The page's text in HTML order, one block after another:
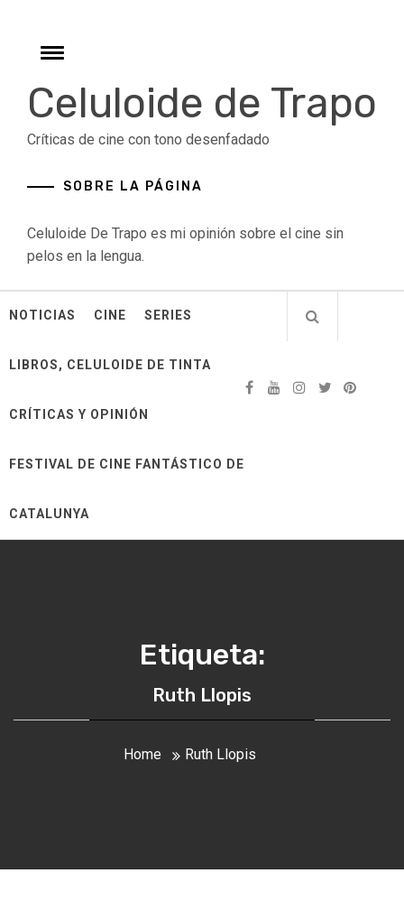
contentToggle
Celuloide de Trapo
Críticas de cine con tono desenfadado
SOBRE LA PÁGINA
Celuloide De Trapo es mi opinión sobre el cine sin
pelos en la lengua.
NOTICIAS CINE SERIES
LIBROS, CELULOIDE DE TINTA
CRÍTICAS Y OPINIÓN
FESTIVAL DE CINE FANTÁSTICO DE
CATALUNYA
Etiqueta:
Ruth Llopis
Home Ruth Llopis